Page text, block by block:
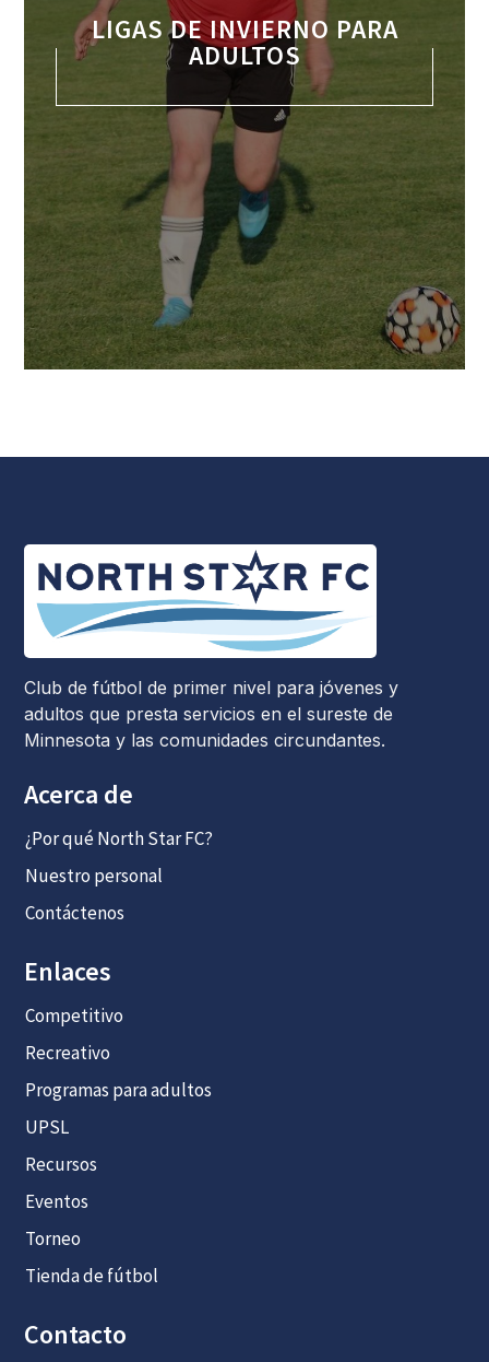
LIGAS DE INVIERNO PARA
ADULTOS
Club de fútbol de primer nivel para jóvenes y
adultos que presta servicios en el sureste de
Minnesota y las comunidades circundantes.
Acerca de
¿Por qué North Star FC?
Nuestro personal
Contáctenos
Enlaces
Competitivo
Recreativo
Programas para adultos
UPSL
Recursos
Eventos
Torneo
Tienda de fútbol
Contacto